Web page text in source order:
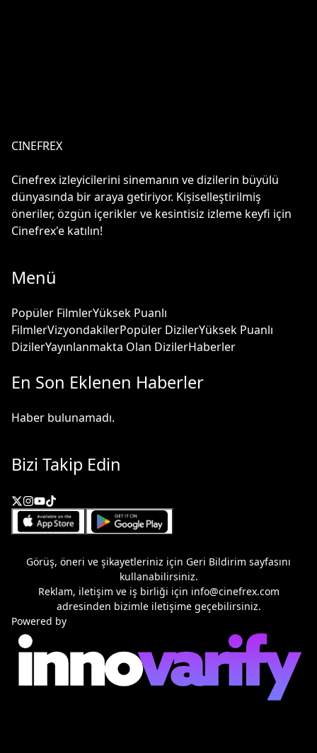
CINEFREX
Cinefrex izleyicilerini sinemanın ve dizilerin büyülü
dünyasında bir araya getiriyor. Kişiselleştirilmiş
öneriler, özgün içerikler ve kesintisiz izleme keyfi için
Cinefrex'e katılın!
Menü
Popüler FilmlerYüksek Puanlı
FilmlerVizyondakilerPopüler DizilerYüksek Puanlı
DizilerYayınlanmakta Olan DizilerHaberler
En Son Eklenen Haberler
Haber bulunamadı.
Bizi Takip Edin
Görüş, öneri ve şikayetleriniz için Geri Bildirim sayfasını
kullanabilirsiniz.
Reklam, iletişim ve iş birliği için info@cinefrex.com
adresinden bizimle iletişime geçebilirsiniz.
Powered by